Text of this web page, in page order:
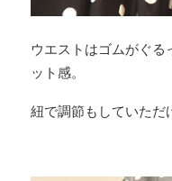
ウエストはゴムがぐる
ット感。
紐で調節もしていただ